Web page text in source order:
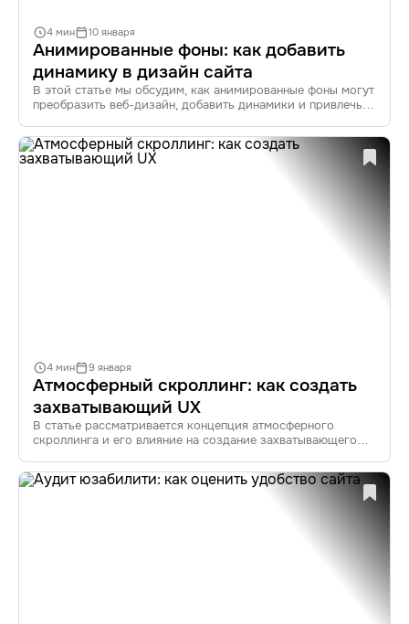
Анимированные фоны: как добавить
динамику в дизайн сайта
В этой статье мы обсудим, как анимированные фоны могут
преобразить веб-дизайн, добавить динамики и привлечь
анимированных фонов, текущие тренды, инструменты для
их создания, а также приведем примеры успешного
применения.
4 мин 10 января
Атмосферный скроллинг: как создать
захватывающий UX
В статье рассматривается концепция атмосферного
скроллинга и его влияние на создание захватывающего
и трендах этого уникального подхода в веб-дизайне,
а также о примерах успешной реализации.
4 мин 9 января